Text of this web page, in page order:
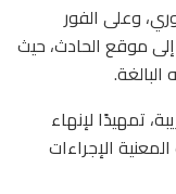
وعلى الفور
موقع الحادث، حيث
البالغة.
تمهيدًا لإنهاء
الإجراءات